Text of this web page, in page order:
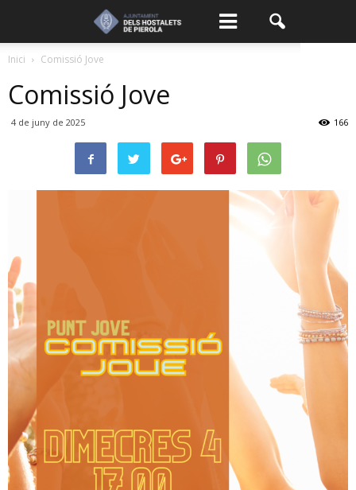
Inici Comissió Jove
Comissió Jove
4 de juny de 2025 166